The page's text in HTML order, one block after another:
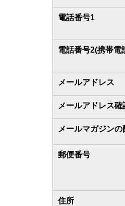
電話番号1
電話番号2(携帯電
メールアドレス
メールアドレス確
メールマガジンの
郵便番号
住所